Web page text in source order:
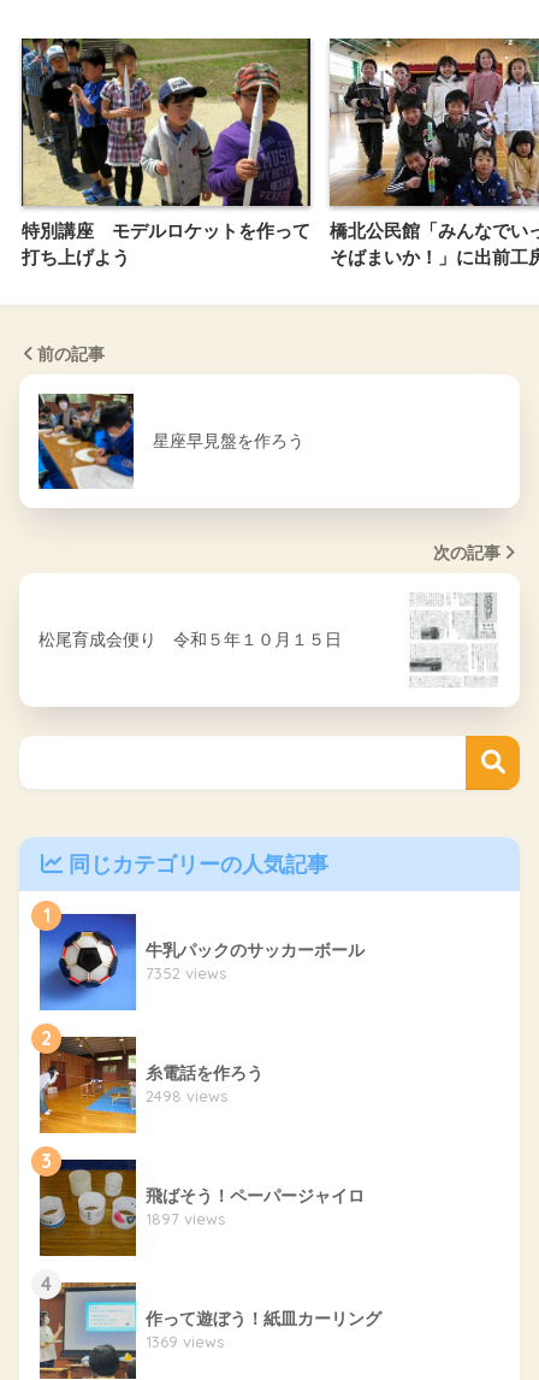
特別講座 モデルロケットを作って
打ち上げよう
橋北公民館「みんなでい
そばまいか！」に出前工
前の記事
星座早見盤を作ろう
次の記事
松尾育成会便り 令和５年１０月１５日
同じカテゴリーの人気記事
1
牛乳パックのサッカーボール
7352 views
2
糸電話を作ろう
2498 views
3
飛ばそう！ペーパージャイロ
1897 views
4
作って遊ぼう！紙皿カーリング
1369 views